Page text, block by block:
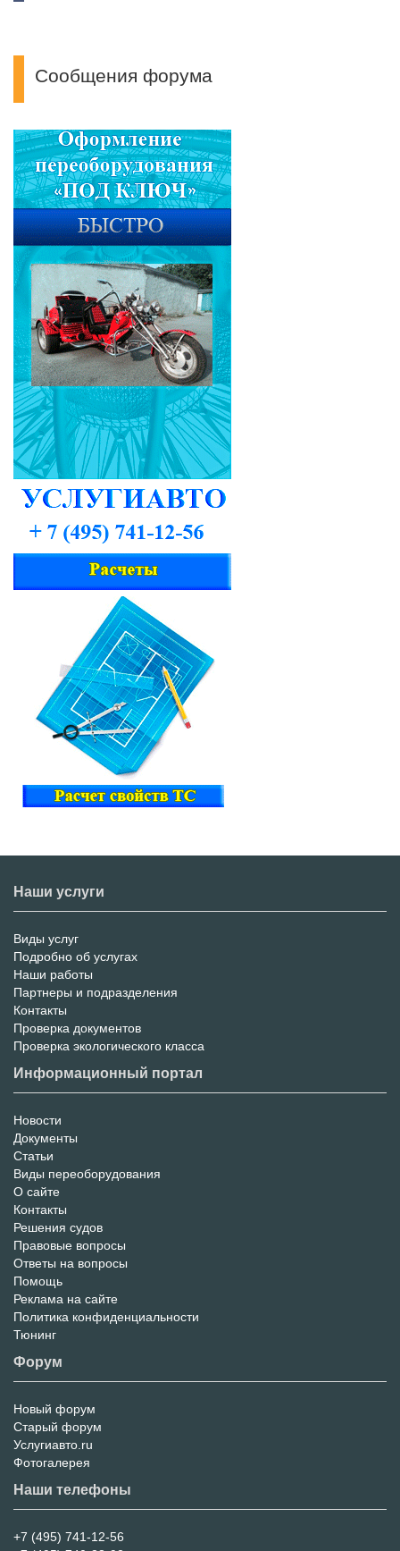
Сообщения форума
Наши услуги
Меню
услуг
Виды услуг
Подробно об услугах
Наши работы
Партнеры и подразделения
Контакты
Проверка документов
Проверка экологического класса
Информационный портал
Информационный
Портал
Новости
Документы
Статьи
Виды переоборудования
О сайте
Контакты
Решения судов
Правовые вопросы
Ответы на вопросы
Помощь
Реклама на сайте
Политика конфиденциальности
Тюнинг
Форум
Форум
Новый форум
Старый форум
Услугиавто.ru
Фотогалерея
Наши телефоны
+7 (495) 741-12-56